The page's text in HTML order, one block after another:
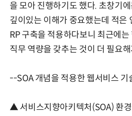
을 모아 진행하기도 했다. 초창기
깊이있는 이해가 중요했는데 적은
RP 구축을 적용하다보니 최근에
직무 역량을 갖추는 것이 더 필요
--SOA 개념을 적용한 웹서비스 기
▲ 서비스지향아키텍처(SOA) 환